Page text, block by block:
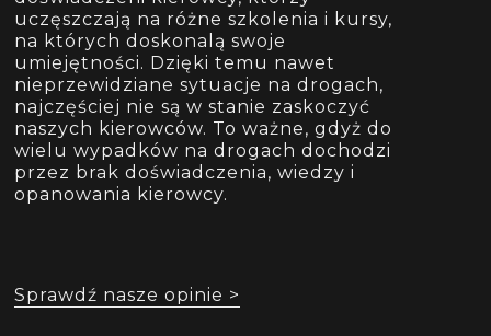
uczęszczają na różne szkolenia i kursy,
na których doskonalą swoje
umiejętności. Dzięki temu nawet
nieprzewidziane sytuacje na drogach,
najczęściej nie są w stanie zaskoczyć
naszych kierowców. To ważne, gdyż do
wielu wypadków na drogach dochodzi
przez brak doświadczenia, wiedzy i
opanowania kierowcy.
Sprawdź nasze opinie >